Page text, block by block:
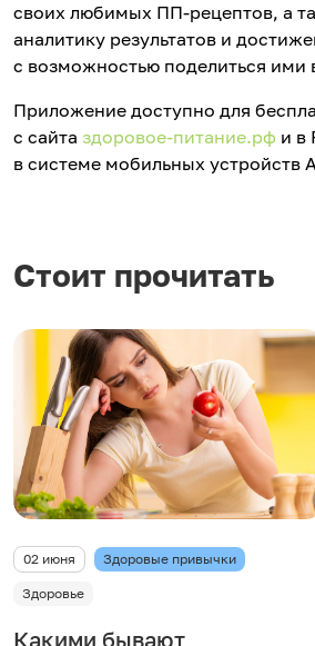
своих любимых ПП-рецептов, а
аналитику результатов и
с возможностью поделиться ими
Приложение доступно для
с сайта здоровое-питание.рф и в
в системе мобильных устройств
Стоит прочитать
02 июня Здоровые привычки
Здоровье
Какими бывают